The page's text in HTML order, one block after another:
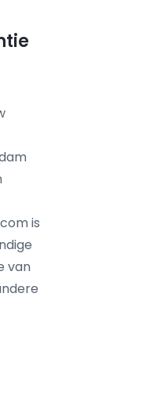
is
van